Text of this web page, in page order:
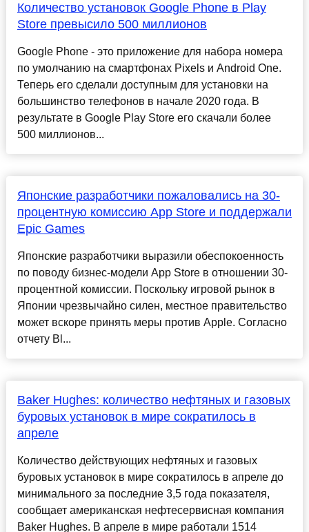
Количество установок Google Phone в Play
Store превысило 500 миллионов
Google Phone - это приложение для набора номера
по умолчанию на смартфонах Pixels и Android One.
Теперь его сделали доступным для установки на
большинство телефонов в начале 2020 года. В
результате в Google Play Store его скачали более
500 миллионов...
Японские разработчики пожаловались на 30-
процентную комиссию App Store и поддержали
Epic Games
Японские разработчики выразили обеспокоенность
по поводу бизнес-модели App Store в отношении 30-
процентной комиссии. Поскольку игровой рынок в
Японии чрезвычайно силен, местное правительство
может вскоре принять меры против Apple. Согласно
отчету Bl...
Baker Hughes: количество нефтяных и газовых
буровых установок в мире сократилось в
апреле
Количество действующих нефтяных и газовых
буровых установок в мире сократилось в апреле до
минимального за последние 3,5 года показателя,
сообщает американская нефтесервисная компания
Baker Hughes. В апреле в мире работали 1514